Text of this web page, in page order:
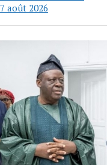
7 août 2026